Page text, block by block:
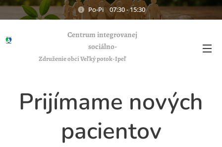
Po-Pi 07:30 - 15:30
Centrum integrovanej
sociálno-
zdravotnej starostlivosti CISZS
Združenie obcí Veľký potok-Ipeľ
Prijímame nových
pacientov